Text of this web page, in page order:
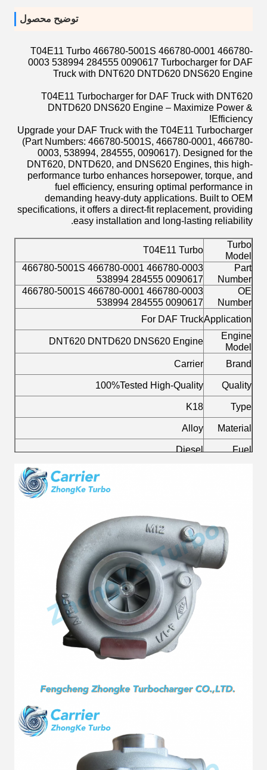
توضیح محصول
T04E11 Turbo 466780-5001S 466780-0001 466780-
0003 538994 284555 0090617 Turbocharger for DAF
Truck with DNT620 DNTD620 DNS620 Engine
T04E11 Turbocharger for DAF Truck with DNT620
DNTD620 DNS620 Engine – Maximize Power &
Efficiency!
Upgrade your DAF Truck with the T04E11 Turbocharger
(Part Numbers: 466780-5001S, 466780-0001, 466780-
0003, 538994, 284555, 0090617). Designed for the
DNT620, DNTD620, and DNS620 Engines, this high-
performance turbo enhances horsepower, torque, and
fuel efficiency, ensuring optimal performance in
demanding heavy-duty applications. Built to OEM
specifications, it offers a direct-fit replacement, providing
easy installation and long-lasting reliability.
Turbo
Model
T04E11 Turbo
Part
Number
466780-5001S 466780-0001 466780-0003
538994 284555 0090617
OE
Number
466780-5001S 466780-0001 466780-0003
538994 284555 0090617
Application
For DAF Truck
Engine
Model
DNT620 DNTD620 DNS620 Engine
Brand
Carrier
Quality
100%Tested High-Quality
Type
K18
Material
Alloy
Fuel
Diesel